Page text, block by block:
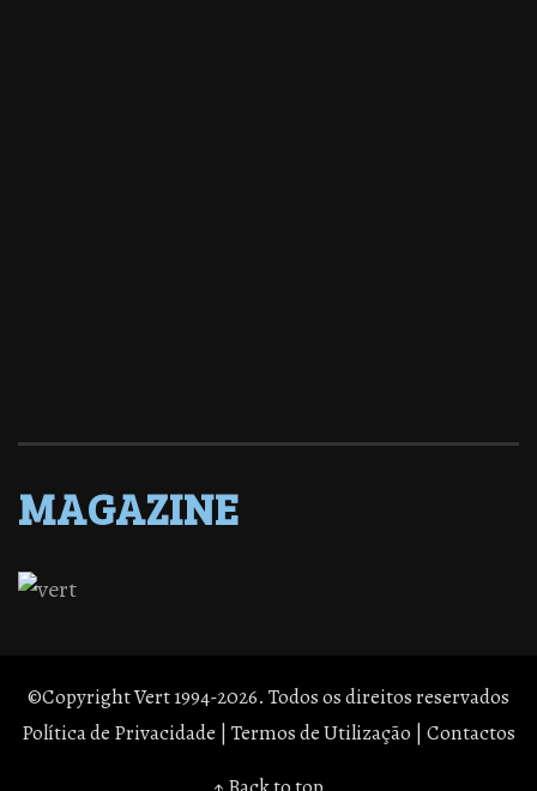
MAGAZINE
©Copyright Vert 1994-2026. Todos os direitos reservados
Política de Privacidade | Termos de Utilização | Contactos